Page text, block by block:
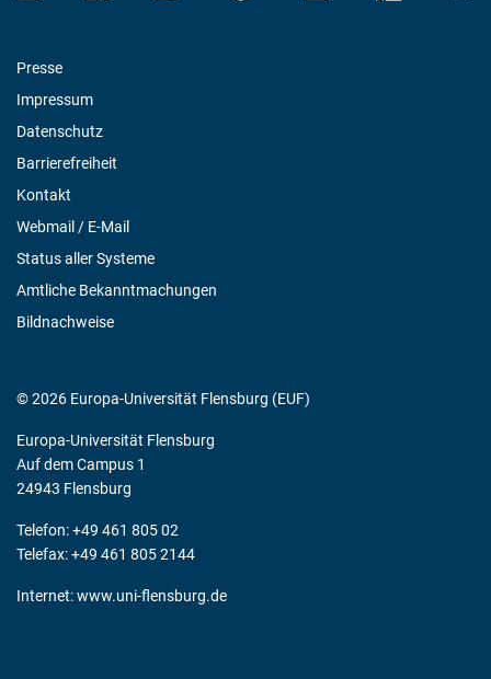
Presse
Impressum
Datenschutz
Barrierefreiheit
Kontakt
Webmail / E-Mail
Status aller Systeme
Amtliche Bekanntmachungen
Bildnachweise
© 2026 Europa-Universität Flensburg (EUF)
Europa-Universität Flensburg
Auf dem Campus 1
24943 Flensburg
Telefon: +49 461 805 02
Telefax: +49 461 805 2144
Internet:www.uni-flensburg.de